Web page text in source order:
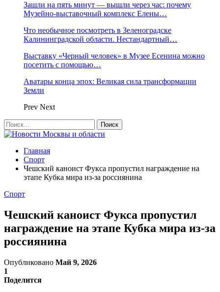
Зашли на пять минут — вышли через час: почему
Музейно-выставочный комплекс Елены…
Что необычное посмотреть в Зеленоградске
Калининградской области. Нестандартный…
Выставку «Черный человек» в Музее Есенина можно
посетить с помощью…
Аватары конца эпох: Великая сила трансформации
Земли
Prev Next
Главная
Спорт
Чешский каноист Фукса пропустил награждение на
этапе Кубка мира из-за россиянина
Спорт
Чешский каноист Фукса пропустил
награждение на этапе Кубка мира из-за
россиянина
Опубликовано Май 9, 2026
1
Поделится